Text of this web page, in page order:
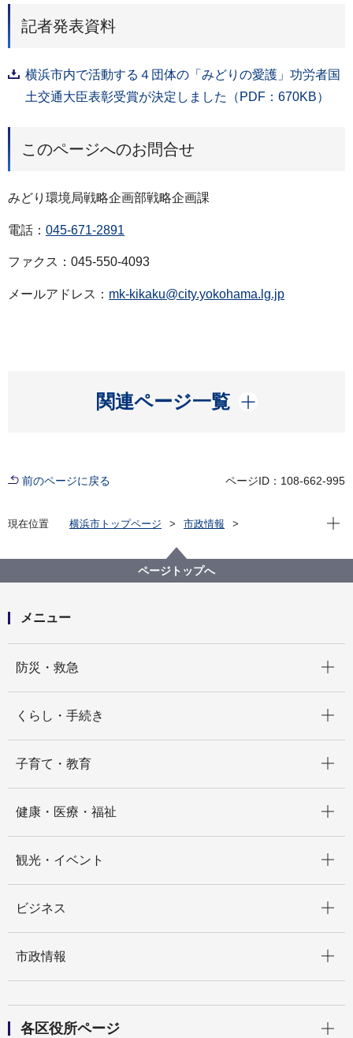
記者発表資料
横浜市内で活動する４団体の「みどりの愛護」功労者国
土交通大臣表彰受賞が決定しました（PDF：670KB）
このページへのお問合せ
みどり環境局戦略企画部戦略企画課
電話： 045-671-2891
ファクス：045-550-4093
メールアドレス： mk-kikaku@city.yokohama.lg.jp
関連ページ一覧
開く
前のページに戻る ページID：108-662-995
現在位置 横浜市トップページ
市政情報
横浜市内で活動する４団体の「みどりの愛護」功労者
国土交通大臣表彰受賞が決定しました
現在
ページトップへ
メニュー
防災・救急
くらし・手続き
子育て・教育
健康・医療・福祉
観光・イベント
ビジネス
市政情報
各区役所ページ